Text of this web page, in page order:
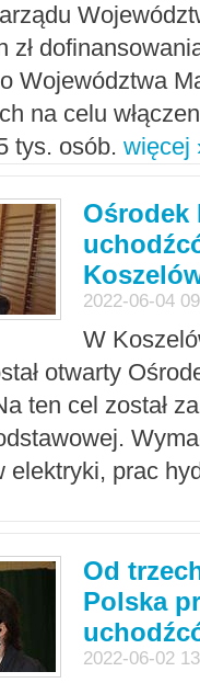
zł
Województwa
na celu
tys. osób. więcej
Ośrodek
2022-06-04
W
otwarty
ten cel został
elektryki, prac
Od
Polska
2022-06-02